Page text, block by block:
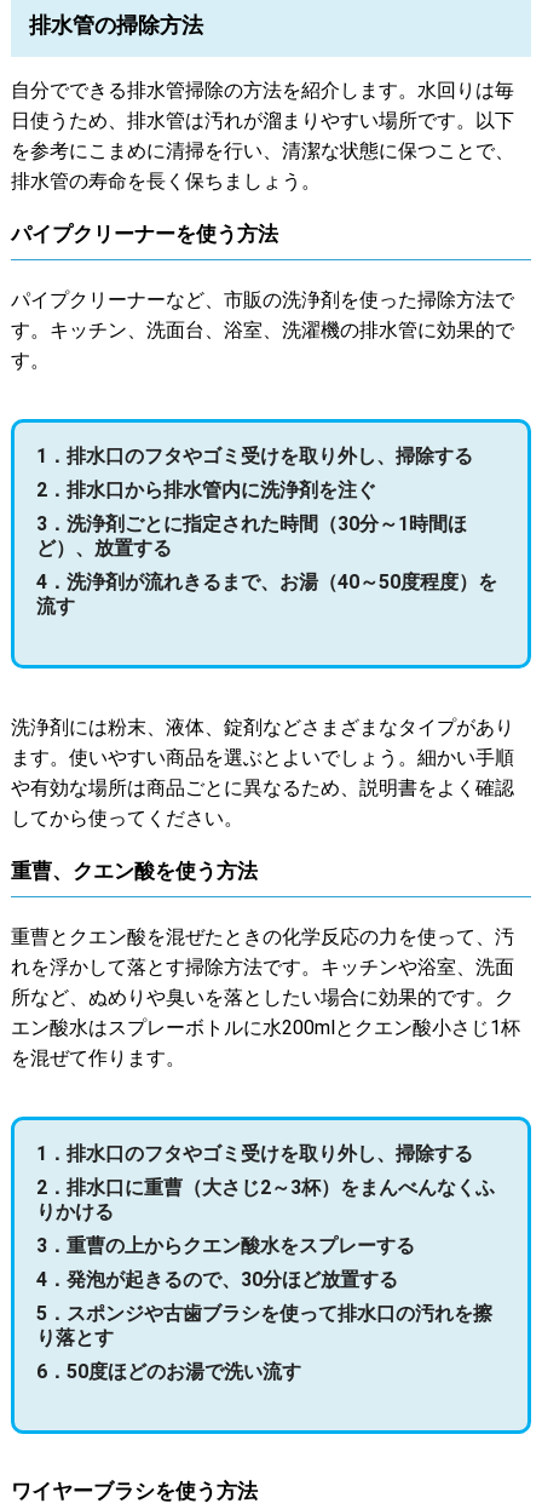
排水管の掃除方法
自分でできる排水管掃除の方法を紹介します。水回りは毎
日使うため、排水管は汚れが溜まりやすい場所です。以下
を参考にこまめに清掃を行い、清潔な状態に保つことで、
排水管の寿命を長く保ちましょう。
パイプクリーナーを使う方法
パイプクリーナーなど、市販の洗浄剤を使った掃除方法で
す。キッチン、洗面台、浴室、洗濯機の排水管に効果的で
す。
1．排水口のフタやゴミ受けを取り外し、掃除する
2．排水口から排水管内に洗浄剤を注ぐ
3．洗浄剤ごとに指定された時間（30分～1時間ほ
ど）、放置する
4．洗浄剤が流れきるまで、お湯（40～50度程度）を
流す
洗浄剤には粉末、液体、錠剤などさまざまなタイプがあり
ます。使いやすい商品を選ぶとよいでしょう。細かい手順
や有効な場所は商品ごとに異なるため、説明書をよく確認
してから使ってください。
重曹、クエン酸を使う方法
重曹とクエン酸を混ぜたときの化学反応の力を使って、汚
れを浮かして落とす掃除方法です。キッチンや浴室、洗面
所など、ぬめりや臭いを落としたい場合に効果的です。ク
エン酸水はスプレーボトルに水200mlとクエン酸小さじ1杯
を混ぜて作ります。
1．排水口のフタやゴミ受けを取り外し、掃除する
2．排水口に重曹（大さじ2～3杯）をまんべんなくふ
りかける
3．重曹の上からクエン酸水をスプレーする
4．発泡が起きるので、30分ほど放置する
5．スポンジや古歯ブラシを使って排水口の汚れを擦
り落とす
6．50度ほどのお湯で洗い流す
ワイヤーブラシを使う方法